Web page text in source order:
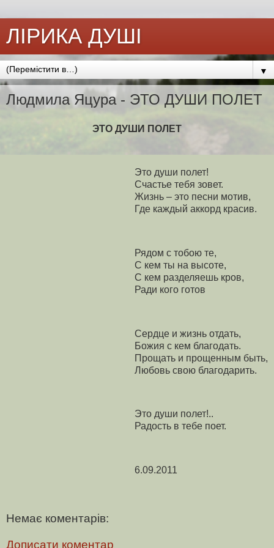
ЛІРИКА ДУШІ
▼
Людмила Яцура - ЭТО ДУШИ ПОЛЕТ
ЭТО ДУШИ ПОЛЕТ
Это души полет!
Счастье тебя зовет.
Жизнь – это песни мотив,
Где каждый аккорд красив.
Рядом с тобою те,
С кем ты на высоте,
С кем разделяешь кров,
Ради кого готов
Сердце и жизнь отдать,
Божия с кем благодать.
Прощать и прощенным быть,
Любовь свою благодарить.
Это души полет!..
Радость в тебе поет.
6.09.2011
Немає коментарів:
Дописати коментар